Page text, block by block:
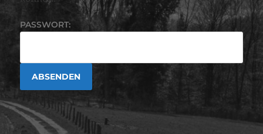
PASSWORT: